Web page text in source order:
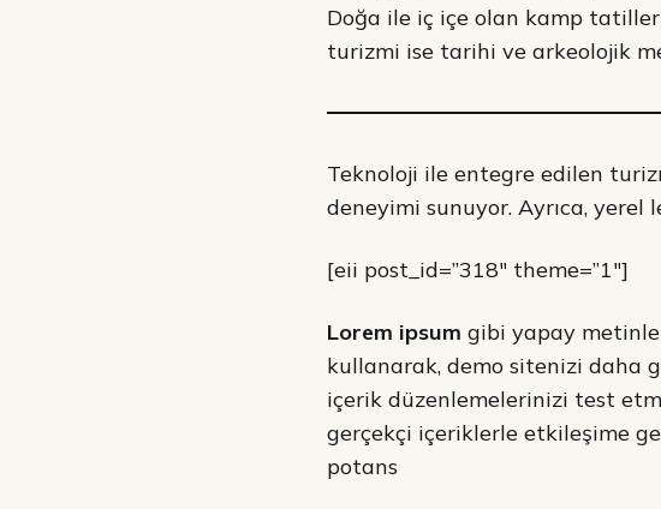
Doğa ile iç içe olan kamp
turizmi ise tarihi ve arkeolojik
Teknoloji ile entegre edilen
deneyimi sunuyor. Ayrıca,
[eii post_id=”318″ theme=”1″]
Lorem ipsum gibi yapay
kullanarak, demo sitenizi daha
içerik düzenlemelerinizi test
gerçekçi içeriklerle etkileşime
potans